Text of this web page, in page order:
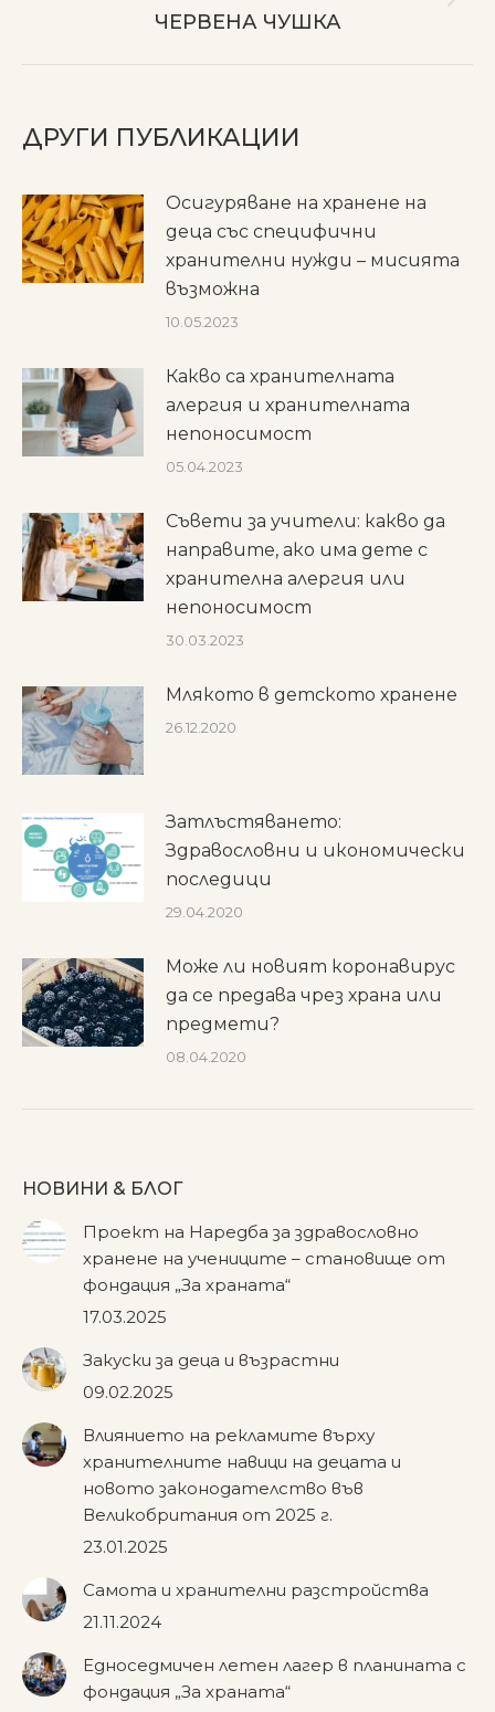
Next
post:
ЧЕРВЕНА ЧУШКА
ДРУГИ ПУБЛИКАЦИИ
Осигуряване на хранене на
деца със специфични
хранителни нужди – мисията
възможна
10.05.2023
Какво са хранителната
алергия и хранителната
непоносимост
05.04.2023
Съвети за учители: какво да
направите, ако има дете с
хранителна алергия или
непоносимост
30.03.2023
Млякото в детското хранене
26.12.2020
Затлъстяването:
Здравословни и икономически
последици
29.04.2020
Може ли новият коронавирус
да се предава чрез храна или
предмети?
08.04.2020
НОВИНИ & БЛОГ
Проект на Наредба за здравословно
хранене на учениците – становище от
фондация „За храната“
17.03.2025
Закуски за деца и възрастни
09.02.2025
Влиянието на рекламите върху
хранителните навици на децата и
новото законодателство във
Великобритания от 2025 г.
23.01.2025
Самота и хранителни разстройства
21.11.2024
Едноседмичен летен лагер в планината с
фондация „За храната“